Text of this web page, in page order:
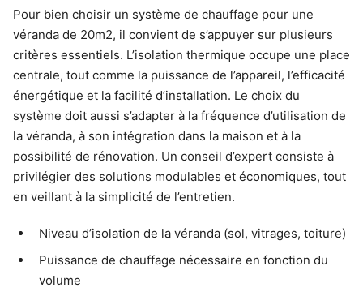
Pour bien choisir un système de chauffage pour une
véranda de 20m2, il convient de s’appuyer sur plusieurs
critères essentiels. L’isolation thermique occupe une place
centrale, tout comme la puissance de l’appareil, l’efficacité
énergétique et la facilité d’installation. Le choix du
système doit aussi s’adapter à la fréquence d’utilisation de
la véranda, à son intégration dans la maison et à la
possibilité de rénovation. Un conseil d’expert consiste à
privilégier des solutions modulables et économiques, tout
en veillant à la simplicité de l’entretien.
Niveau d’isolation de la véranda (sol, vitrages, toiture)
Puissance de chauffage nécessaire en fonction du
volume